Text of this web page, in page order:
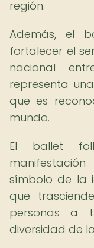
región.
Además, el
fortalecer el
nacional
representa
que es
mundo.
El ballet
símbolo de la
que
personas a
diversidad de